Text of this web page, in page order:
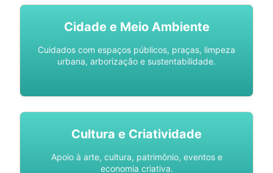
Cidade e Meio Ambiente
Cuidados com espaços públicos, praças, limpeza
urbana, arborização e sustentabilidade.
Cultura e Criatividade
Apoio à arte, cultura, patrimônio, eventos e
economia criativa.